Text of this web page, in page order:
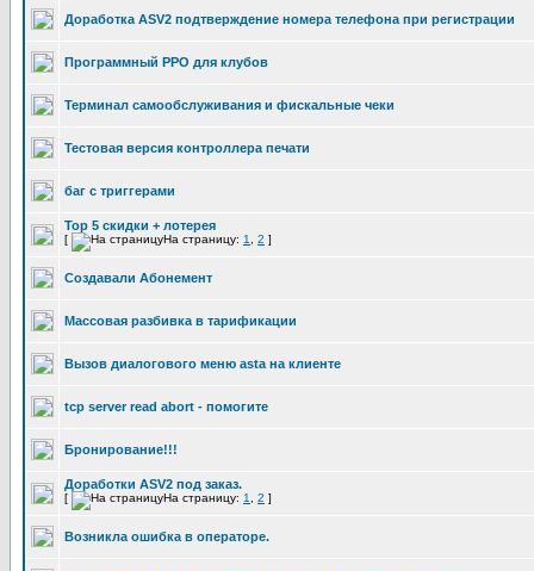
Доработка ASV2 подтверждение номера телефона при регистрации
Программный РРО для клубов
Терминал самообслуживания и фискальные чеки
Тестовая версия контроллера печати
баг с триггерами
Top 5 скидки + лотерея
[ На страницу: 1 2 ]
Создавали Абонемент
Массовая разбивка в тарификации
Вызов диалогового меню asta на клиенте
tcp server read abort - помогите
Бронирование!!!
Доработки ASV2 под заказ.
[ На страницу: 1 2 ]
Возникла ошибка в операторе.